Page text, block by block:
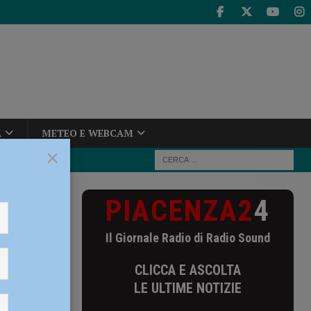
METEO E WEBCAM
Piacenza,
PIACENZA24
Il Giornale Radio di Radio Sound
CLICCA E ASCOLTA
LE ULTIME NOTIZIE
×